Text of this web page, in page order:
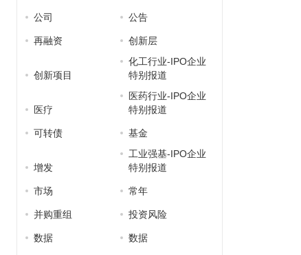
公司 公告
再融资 创新层
创新项目
化工行业-IPO企业
特别报道
医疗
医药行业-IPO企业
特别报道
可转债 基金
增发
工业强基-IPO企业
特别报道
市场 常年
并购重组 投资风险
数据 数据